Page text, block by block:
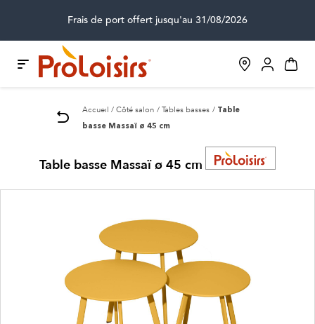
Frais de port offert jusqu'au 31/08/2026
Accueil Côté salon Tables basses Table
basse Massaï ø 45 cm
Table basse Massaï ø 45 cm